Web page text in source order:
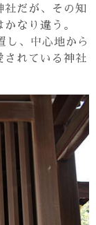
社だが、その知
なり違う。
し、中心地から
されている神社